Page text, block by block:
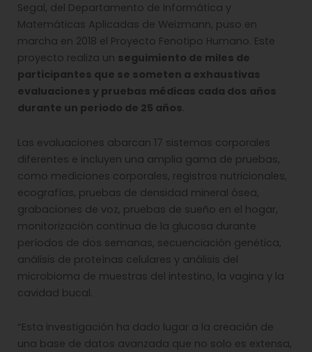
Segal, del Departamento de Informática y
Matemáticas Aplicadas de Weizmann, puso en
marcha en 2018 el Proyecto Fenotipo Humano. Este
proyecto realiza un seguimiento de miles de
participantes que se someten a exhaustivas
evaluaciones y pruebas médicas cada dos años
durante un periodo de 25 años.
Las evaluaciones abarcan 17 sistemas corporales
diferentes e incluyen una amplia gama de pruebas,
como mediciones corporales, registros nutricionales,
ecografías, pruebas de densidad mineral ósea,
grabaciones de voz, pruebas de sueño en el hogar,
monitorización continua de la glucosa durante
períodos de dos semanas, secuenciación genética,
análisis de proteínas celulares y análisis del
microbioma de muestras del intestino, la vagina y la
cavidad bucal.
“Esta investigación ha dado lugar a la creación de
una base de datos avanzada que no solo es extensa,